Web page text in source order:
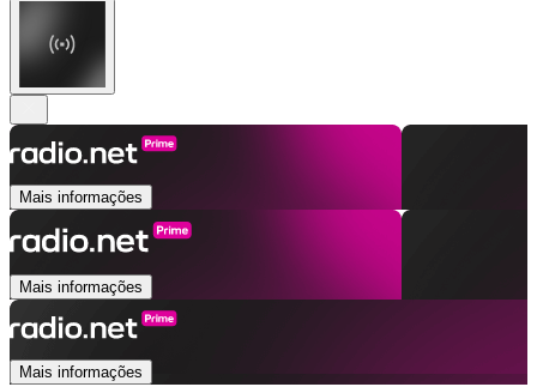
Mais informações
Mais informações
Mais informações